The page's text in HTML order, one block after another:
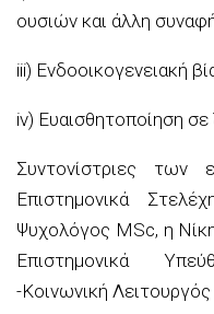
ουσιών και άλλη
iii) Ενδοοικογενειακή
iv) Ευαισθητοποίηση σε
Συντονίστριες
Επιστημονικά
Ψυχολόγος MSc, η
Επιστημονικά
-Κοινωνική